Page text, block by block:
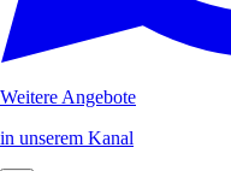
Weitere Angebote
in unserem Kanal